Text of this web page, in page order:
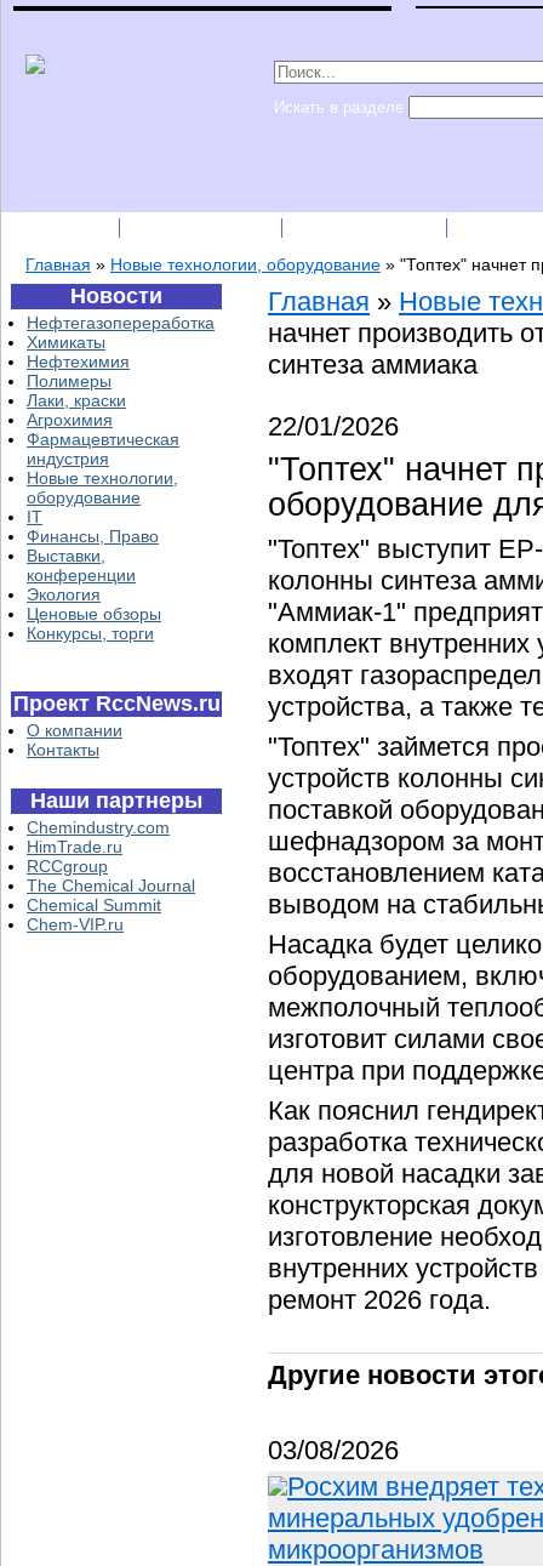
Искать в разделе
Главная » Новые технологии, оборудование » "Топтех" начнет
Новости
Нефтегазопереработка
Химикаты
Нефтехимия
Полимеры
Лаки, краски
Агрохимия
Фармацевтическая
индустрия
Новые технологии,
оборудование
IT
Финансы, Право
Выставки,
конференции
Экология
Ценовые обзоры
Конкурсы, торги
Проект RccNews.ru
О компании
Контакты
Наши партнеры
Chemindustry.com
HimTrade.ru
RCCgroup
The Chemical Journal
Chemical Summit
Chem-VIP.ru
Главная » Новые
начнет производить
синтеза аммиака
22/01/2026
"Топтех" начнет
оборудование
"Топтех" выступит
колонны синтеза
"Аммиак-1"
комплект внутренних
входят
устройства, а также
"Топтех" займется
устройств колонны
поставкой
шефнадзором за
восстановлением
выводом на
Насадка будет
оборудованием,
межполочный
изготовит силами
центра при
Как пояснил
разработка
для новой насадки
конструкторская
изготовление
внутренних
ремонт 2026 года.
Другие новости
03/08/2026
Росхим внедряет
минеральных
микроорганизмов